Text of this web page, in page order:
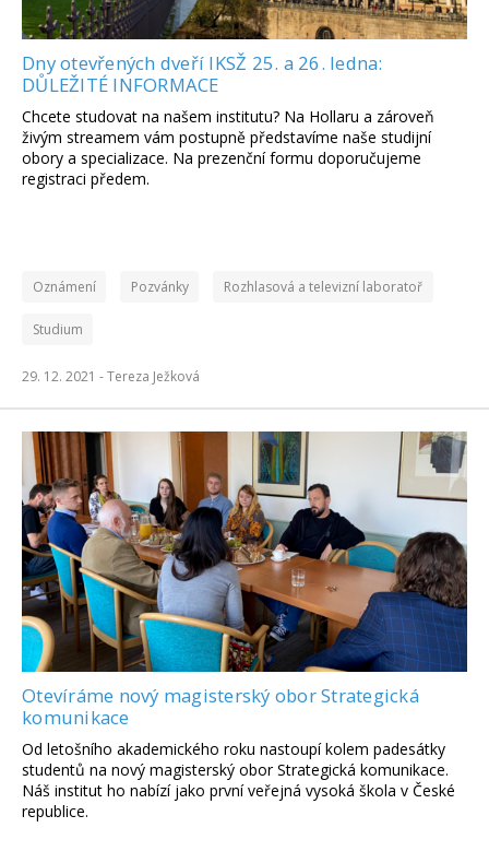
Dny otevřených dveří IKSŽ 25. a 26. ledna:
DŮLEŽITÉ INFORMACE
Chcete studovat na našem institutu? Na Hollaru a zároveň
živým streamem vám postupně představíme naše studijní
obory a specializace. Na prezenční formu doporučujeme
registraci předem.
Oznámení Pozvánky Rozhlasová a televizní laboratoř
Studium
29. 12. 2021 -Tereza Ježková
Otevíráme nový magisterský obor Strategická
komunikace
Od letošního akademického roku nastoupí kolem padesátky
studentů na nový magisterský obor Strategická komunikace.
Náš institut ho nabízí jako první veřejná vysoká škola v České
republice.